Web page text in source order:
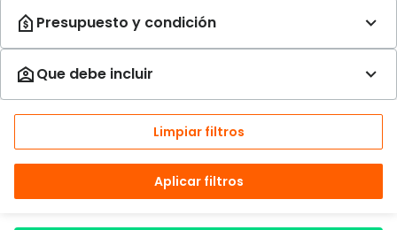
Limpiar filtros
Aplicar filtros